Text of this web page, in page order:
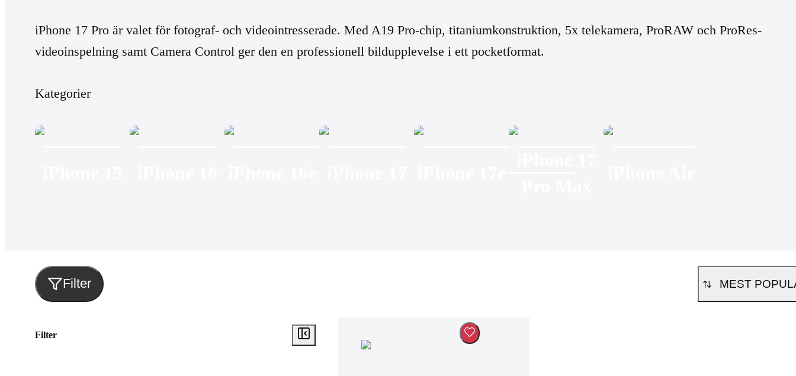
iPhone 17 Pro är valet för fotograf- och videointresserade. Med A19 Pro-chip, titaniumkonstruktion, 5x telekamera, ProRAW och ProRes-
videoinspelning samt Camera Control ger den en professionell bildupplevelse i ett pocketformat.
Kategorier
Filter MEST
Filter